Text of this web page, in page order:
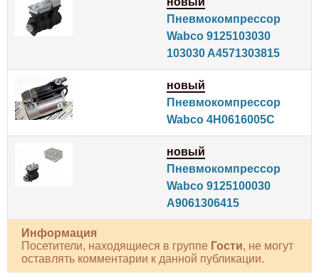
Пневмокомпрессор
Wabco 9125103030
103030 A4571303815
новый
Пневмокомпрессор
Wabco 4H0616005C
новый
Пневмокомпрессор
Wabco 9125100030
A9061306415
Информация
Посетители, находящиеся в группе Гости, не могут
оставлять комментарии к данной публикации.